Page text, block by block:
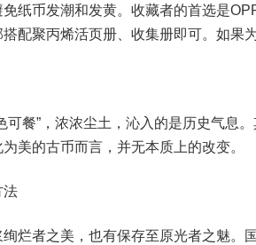
纸币发潮和发黄。收藏者的首选是
配聚丙烯活页册、收集册即可。如果
餐”，浓浓尘土，沁入的是历史气息
美的古币而言，并无本质上的改变。
者之美，也有保存至原光者之魅。